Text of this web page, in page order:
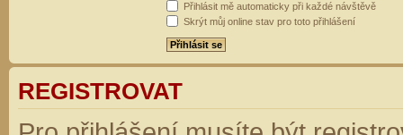
Přihlásit mě automaticky při každé návštěvě
Skrýt můj online stav pro toto přihlášení
REGISTROVAT